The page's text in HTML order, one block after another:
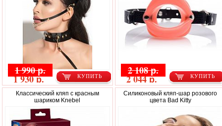
КУПИТЬ
1 990 р.
1 930 р. КУПИТЬ
2 108 р.
2 044 р.
Классический кляп с красным
шариком Knebel
Силиконовый кляп-шар розового
цвета Bad Kitty